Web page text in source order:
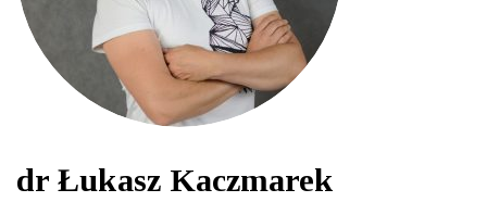
dr Łukasz Kaczmarek